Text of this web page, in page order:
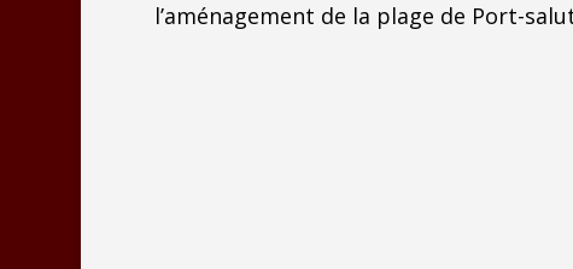
l’aménagement de la plage de Port-